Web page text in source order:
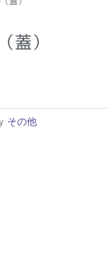
蓋）
その他